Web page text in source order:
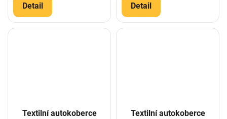
Detail Detail
Textilní autokoberce
Textilní autokoberce